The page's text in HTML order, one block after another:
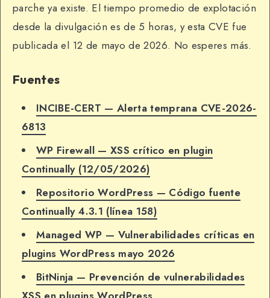
parche ya existe. El tiempo promedio de explotación
desde la divulgación es de 5 horas, y esta CVE fue
publicada el 12 de mayo de 2026. No esperes más.
Fuentes
INCIBE-CERT — Alerta temprana CVE-2026-
6813
WP Firewall — XSS crítico en plugin
Continually (12/05/2026)
Repositorio WordPress — Código fuente
Continually 4.3.1 (línea 158)
Managed WP — Vulnerabilidades críticas en
plugins WordPress mayo 2026
BitNinja — Prevención de vulnerabilidades